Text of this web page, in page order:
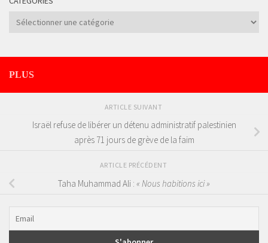
Catégories
PLUS
ARTICLE SUIVANT
Israël refuse de libérer un détenu administratif palestinien
après 71 jours de grève de la faim
ARTICLE PRÉCÉDENT
Taha Muhammad Ali : « Nous habitions ici »